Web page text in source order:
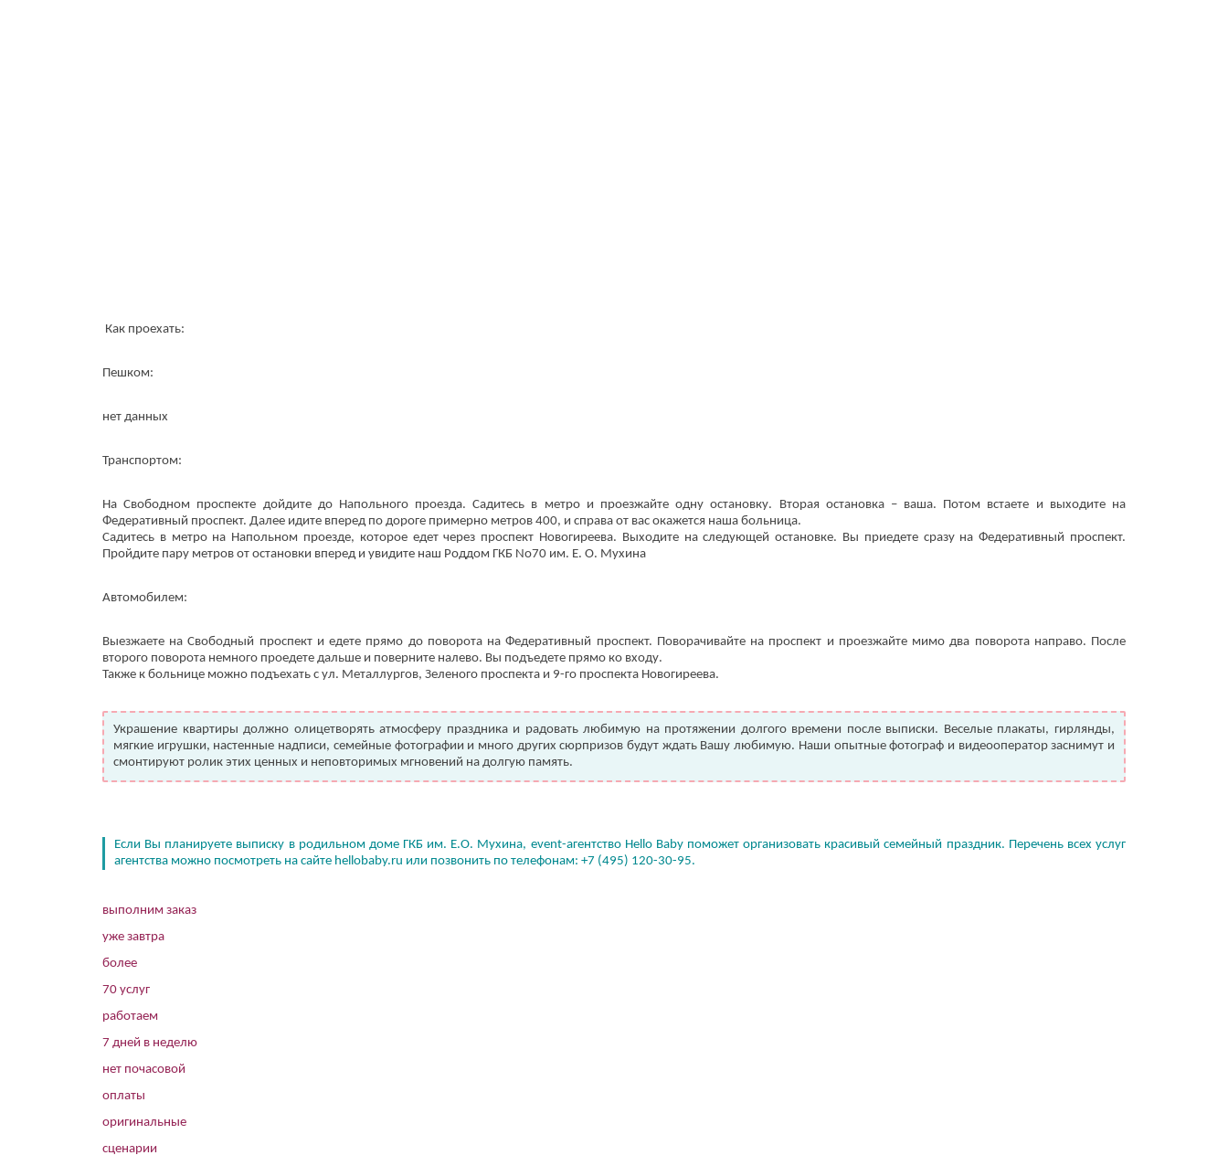
Как проехать:
Пешком:
нет данных
Транспортом:
На Свободном проспекте дойдите до Напольного проезда. Садитесь в метро и проезжайте одну остановку. Вторая остановка – ваша. Потом встаете и выходите на
Федеративный проспект. Далее идите вперед по дороге примерно метров 400, и справа от вас окажется наша больница.
Садитесь в метро на Напольном проезде, которое едет через проспект Новогиреева. Выходите на следующей остановке. Вы приедете сразу на Федеративный проспект.
Пройдите пару метров от остановки вперед и увидите наш Роддом ГКБ No70 им. Е. О. Мухина
Автомобилем:
Выезжаете на Свободный проспект и едете прямо до поворота на Федеративный проспект. Поворачивайте на проспект и проезжайте мимо два поворота направо. После
второго поворота немного проедете дальше и поверните налево. Вы подъедете прямо ко входу.
Также к больнице можно подъехать с ул. Металлургов, Зеленого проспекта и 9-го проспекта Новогиреева.
Украшение квартиры должно олицетворять атмосферу праздника и радовать любимую на протяжении долгого времени после выписки. Веселые плакаты, гирлянды,
мягкие игрушки, настенные надписи, семейные фотографии и много других сюрпризов будут ждать Вашу любимую. Наши опытные фотограф и видеооператор заснимут и
смонтируют ролик этих ценных и неповторимых мгновений на долгую память.
Если Вы планируете выписку в родильном доме ГКБ им. Е.О. Мухина, event-агентство Hello Baby поможет организовать красивый семейный праздник. Перечень всех услуг
агентства можно посмотреть на сайте hellobaby.ru или позвонить по телефонам: +7 (495) 120-30-95.
выполним заказ
уже завтра
более
70 услуг
работаем
7 дней в неделю
нет почасовой
оплаты
оригинальные
сценарии